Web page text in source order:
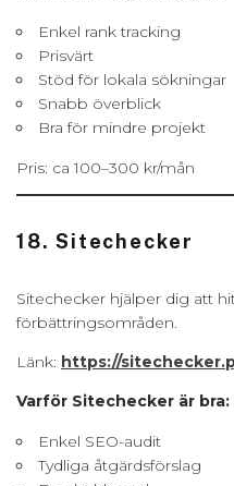
Enkel rank tracking
Prisvärt
Stöd för lokala sökningar
Snabb överblick
Bra för mindre projekt
Pris: ca 100–300 kr/mån
18. Sitechecker
Sitechecker hjälper dig att
förbättringsområden.
Länk: https://
Varför Sitechecker är bra:
Enkel SEO-audit
Tydliga åtgärdsförslag